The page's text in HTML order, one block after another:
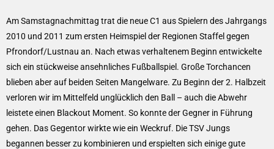
Am Samstagnachmittag trat die neue C1 aus Spielern des Jahrgangs
2010 und 2011 zum ersten Heimspiel der Regionen Staffel gegen
Pfrondorf/Lustnau an. Nach etwas verhaltenem Beginn entwickelte
sich ein stückweise ansehnliches Fußballspiel. Große Torchancen
blieben aber auf beiden Seiten Mangelware. Zu Beginn der 2. Halbzeit
verloren wir im Mittelfeld unglücklich den Ball – auch die Abwehr
leistete einen Blackout Moment. So konnte der Gegner in Führung
gehen. Das Gegentor wirkte wie ein Weckruf. Die TSV Jungs
begannen besser zu kombinieren und erspielten sich einige gute